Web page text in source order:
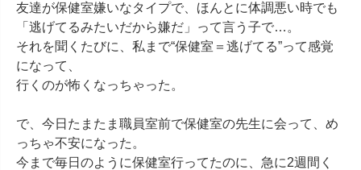
友達が保健室嫌いなタイプで、ほんとに体調悪い時でも
「逃げてるみたいだから嫌だ」って言う子で…。
それを聞くたびに、私まで“保健室＝逃げてる”って感覚
になって、
行くのが怖くなっちゃった。
で、今日たまたま職員室前で保健室の先生に会って、め
っちゃ不安になった。
今まで毎日のように保健室行ってたのに、急に2週間く